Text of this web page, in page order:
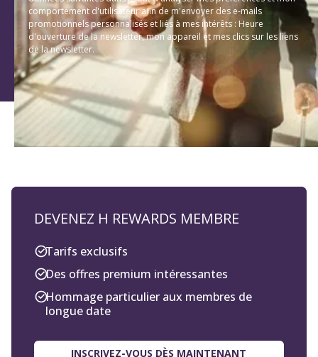
Des offres premium intéressantes
longue date
INSCRIVEZ-VOUS DÈS MAINTENANT